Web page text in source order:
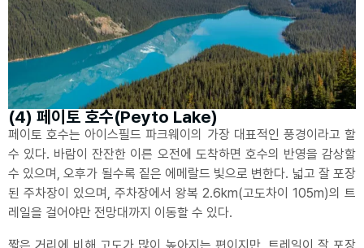
(4) 페이토 호수(Peyto Lake)
페이토 호수는 아이스필드 파크웨이의 가장 대표적인 풍경이라고 할
수 있다. 바람이 잔잔한 이른 오전에 도착하면 호수의 반영을 감상할
수 있으며, 오후가 될수록 짙은 에메랄드 빛으로 변한다. 넓고 잘 포장
된 주차장이 있으며, 주차장에서 왕복 2.6km(고도차이 105m)의 트
레일을 걸어야만 전망대까지 이동할 수 있다.